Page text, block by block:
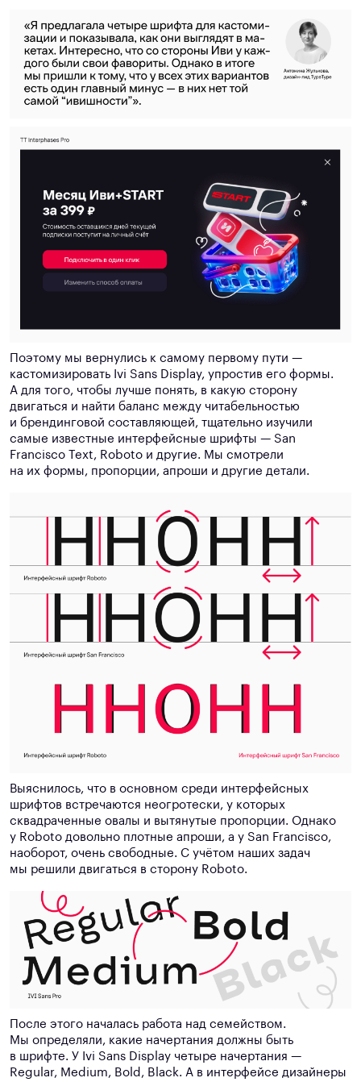
Поэтому мы вернулись к самому первому пути —
кастомизировать Ivi Sans Display, упростив его формы.
А для того, чтобы лучше понять, в какую сторону
двигаться и найти баланс между читабельностью
и брендинговой составляющей, тщательно изучили
самые известные интерфейсные шрифты — San
Francisco Text, Roboto и другие. Мы смотрели
на их формы, пропорции, апроши и другие детали.
Выяснилось, что в основном среди интерфейсных
шрифтов встречаются неогротески, у которых
сквадраченные овалы и вытянутые пропорции. Однако
у Roboto довольно плотные апроши, а у San Francisco,
наоборот, очень свободные. С учётом наших задач
мы решили двигаться в сторону Roboto.
После этого началась работа над семейством.
Мы определяли, какие начертания должны быть
в шрифте. У Ivi Sans Display четыре начертания —
Regular, Medium, Bold, Black. А в интерфейсе дизайнеры